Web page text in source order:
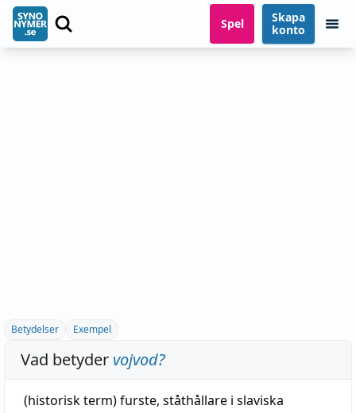
Spel
Skapa
konto
Betydelser Exempel
Vad betyder vojvod?
(historiskterm)furste, ståthållare i slaviska